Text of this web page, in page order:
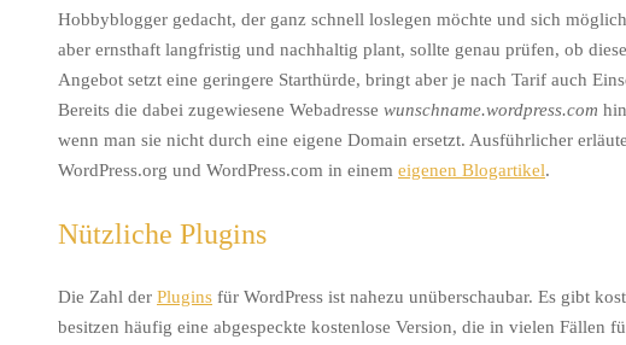
Hobbyblogger gedacht, der ganz schnell loslegen möchte und sich
aber ernsthaft langfristig und nachhaltig plant, sollte genau prüfen, ob
Angebot setzt eine geringere Starthürde, bringt aber je nach Tarif auch
Bereits die dabei zugewiesene Webadresse wunschname.wordpress.com
wenn man sie nicht durch eine eigene Domain ersetzt. Ausführlicher
WordPress.org und WordPress.com in einem eigenen Blogartikel.
Nützliche Plugins
Die Zahl der Plugins für WordPress ist nahezu unüberschaubar. Es gibt
besitzen häufig eine abgespeckte kostenlose Version, die in vielen Fällen